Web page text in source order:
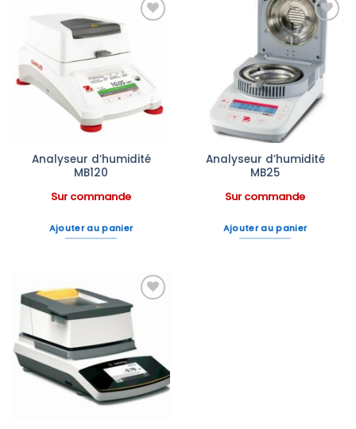
à la liste
d’envies
Analyseur d’humidité
MB120
Sur commande
Ajouter au panier
Ajouter
à la liste
d’envies
Analyseur d’humidité
MB25
Sur commande
Ajouter au panier
Ajouter
à la liste
d’envies